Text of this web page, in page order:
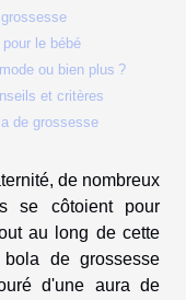
le bébé
ou bien plus ?
et critères
de grossesse
de nombreux
se côtoient pour
au long de cette
de grossesse
d'une aura de